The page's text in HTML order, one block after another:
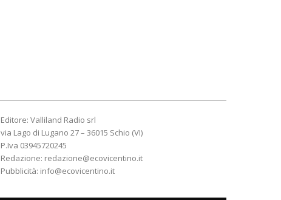
Editore: Valliland Radio srl
via Lago di Lugano 27 – 36015 Schio (VI)
P.Iva 03945720245
Redazione: redazione@ecovicentino.it
Pubblicità: info@ecovicentino.it